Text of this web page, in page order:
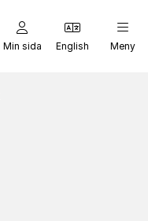
Min sida English Meny